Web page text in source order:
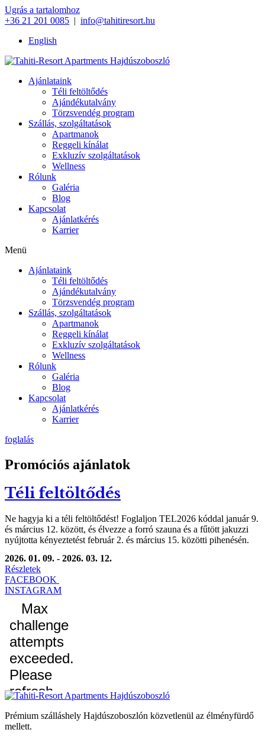
Ugrás a tartalomhoz
+36 21 201 0085 | info@tahitiresort.hu
English
Ajánlataink
Téli feltöltődés
Ajándékutalvány
Törzsvendég program
Szállás, szolgáltatások
Apartmanok
Reggeli kínálat
Exkluzív szolgáltatások
Wellness
Rólunk
Galéria
Blog
Kapcsolat
Ajánlatkérés
Karrier
Menü
Ajánlataink
Téli feltöltődés
Ajándékutalvány
Törzsvendég program
Szállás, szolgáltatások
Apartmanok
Reggeli kínálat
Exkluzív szolgáltatások
Wellness
Rólunk
Galéria
Blog
Kapcsolat
Ajánlatkérés
Karrier
foglalás
Promóciós ajánlatok
Téli feltöltődés
Ne hagyja ki a téli feltöltődést! Foglaljon TEL2026 kóddal január 9.
és március 12. között, és élvezze a forró szauna és a fűtött jakuzzi
nyújtotta kényeztetést február 2. és március 15. közötti pihenésén.
2026. 01. 09. - 2026. 03. 12.
Részletek
FACEBOOK
INSTAGRAM
Prémium szálláshely Hajdúszoboszlón közvetlenül az élményfürdő
mellett.